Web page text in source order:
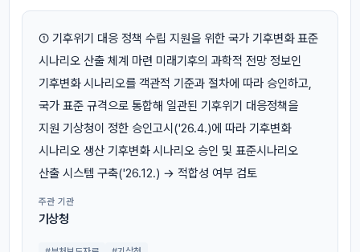
① 기후위기 대응 정책 수립 지원을 위한 국가 기후변화 표준
시나리오 산출 체계 마련 미래기후의 과학적 전망 정보인
기후변화 시나리오를 객관적 기준과 절차에 따라 승인하고,
국가 표준 규격으로 통합해 일관된 기후위기 대응정책을
지원 기상청이 정한 승인고시('26.4.)에 따라 기후변화
시나리오 생산 기후변화 시나리오 승인 및 표준시나리오
산출 시스템 구축('26.12.) → 적합성 여부 검토
주관 기관
기상청